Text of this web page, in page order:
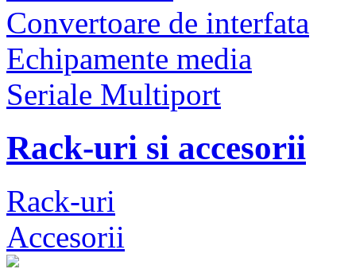
Convertoare de interfata
Echipamente media
Seriale Multiport
Rack-uri si accesorii
Rack-uri
Accesorii